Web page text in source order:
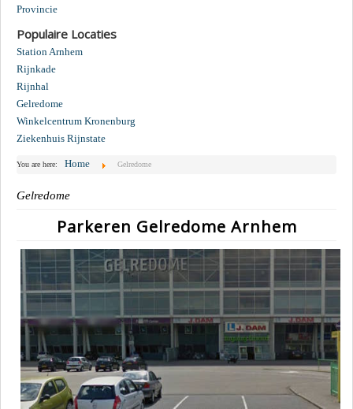
Provincie
Populaire Locaties
Station Arnhem
Rijnkade
Rijnhal
Gelredome
Winkelcentrum Kronenburg
Ziekenhuis Rijnstate
You are here: Home Gelredome
Gelredome
Parkeren Gelredome Arnhem